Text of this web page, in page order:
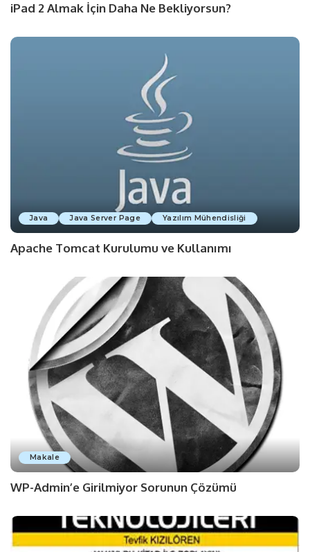
iPad 2 Almak İçin Daha Ne Bekliyorsun?
Java Java Server Page Yazılım Mühendisliği
Apache Tomcat Kurulumu ve Kullanımı
Makale
WP-Admin’e Girilmiyor Sorunun Çözümü